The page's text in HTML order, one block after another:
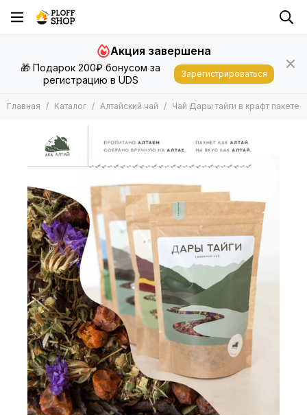
Алтайский чай
Алтайский чай в подарочной упаковке
Алтайский чай в крафтовом пакете
🎁 Подарок 200₽ бонусом за
регистрацию в UDS
Акция завершена
Зарегистрироваться
Главная Каталог Алтайский чай Чай Дары тайги в крафт пакете